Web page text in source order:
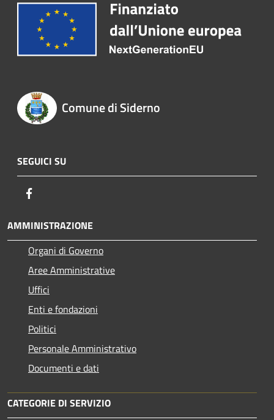
Comune di Siderno
SEGUICI SU
AMMINISTRAZIONE
Organi di Governo
Aree Amministrative
Uffici
Enti e fondazioni
Politici
Personale Amministrativo
Documenti e dati
CATEGORIE DI SERVIZIO